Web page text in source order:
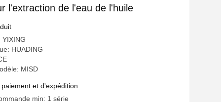
l'extraction de l'eau de l'huile
YIXING
HUADING
MISD
et d'expédition
min: 1 série